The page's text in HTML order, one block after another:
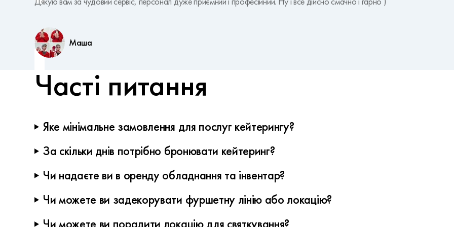
Маша
Часті питання
Яке мінімальне замовлення для послуг кейтерингу?
За скільки днів потрібно бронювати кейтеринг?
Чи надаєте ви в оренду обладнання та інвентар?
Чи можете ви задекорувати фуршетну лінію або локацію?
Чи можете ви порадити локацію для святкування?